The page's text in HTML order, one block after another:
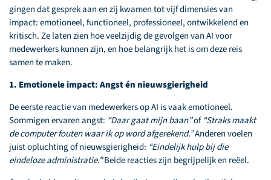
gingen dat gesprek aan en zij kwamen tot vijf dimensies van
impact: emotioneel, functioneel, professioneel, ontwikkelend en
kritisch. Ze laten zien hoe veelzijdig de gevolgen van AI voor
medewerkers kunnen zijn, en hoe belangrijk het is om deze reis
samen te maken.
1. Emotionele impact: Angst én nieuwsgierigheid
De eerste reactie van medewerkers op AI is vaak emotioneel.
Sommigen ervaren angst: “Daar gaat mijn baan”of“Straks maakt
de computer fouten waar ik op word afgerekend.”Anderen voelen
juist opluchting of nieuwsgierigheid: “Eindelijk hulp bij die
eindeloze administratie.”Beide reacties zijn begrijpelijk en reëel.